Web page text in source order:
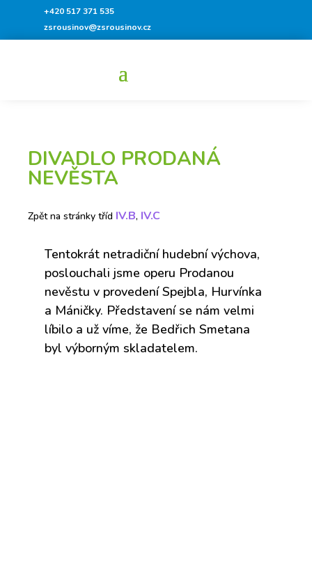
+420 517 371 535
zsrousinov@zsrousinov.cz
DIVADLO PRODANÁ
NEVĚSTA
Zpět na stránky tříd IV.B, IV.C
Tentokrát netradiční hudební výchova,
poslouchali jsme operu Prodanou
nevěstu v provedení Spejbla, Hurvínka
a Máničky. Představení se nám velmi
líbilo a už víme, že Bedřich Smetana
byl výborným skladatelem.